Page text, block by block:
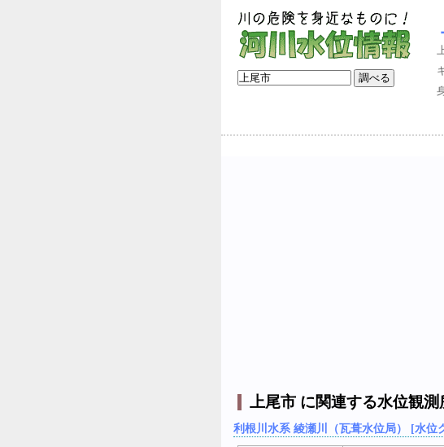
上尾市 に関連する水位観測
利根川水系 綾瀬川（瓦葺水位局） [水位